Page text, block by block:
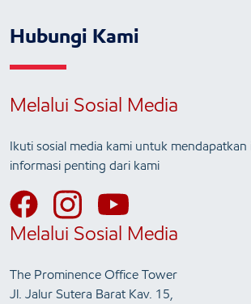
Hubungi Kami
Melalui Sosial Media
Ikuti sosial media kami untuk
informasi penting dari kami
Melalui Sosial Media
The Prominence Office Tower
Jl. Jalur Sutera Barat Kav. 15,